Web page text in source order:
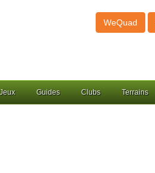
WeQuad
Jeux Guides Clubs Terrains